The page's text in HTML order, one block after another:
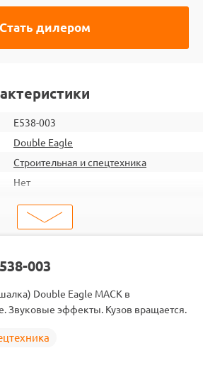
Стать дилером
E538-003
Double Eagle
Строительная и спецтехника
Нет
12
2000000267951
003
Double Eagle MACK в
Звуковые эффекты. Кузов вращается.